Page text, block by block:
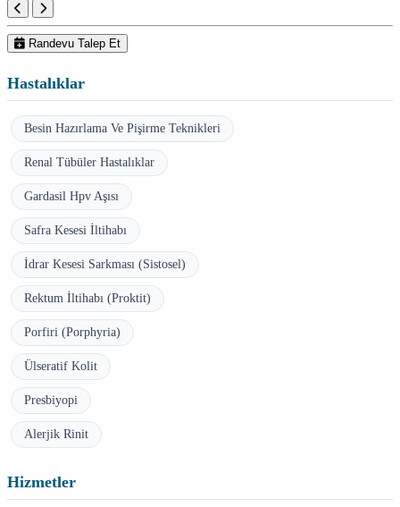
Randevu Talep Et
Hastalıklar
Besin Hazırlama Ve Pişirme Teknikleri
Renal Tübüler Hastalıklar
Gardasil Hpv Aşısı
Safra Kesesi İltihabı
İdrar Kesesi Sarkması (Sistosel)
Rektum İltihabı (Proktit)
Porfiri (Porphyria)
Ülseratif Kolit
Presbiyopi
Alerjik Rinit
Hizmetler